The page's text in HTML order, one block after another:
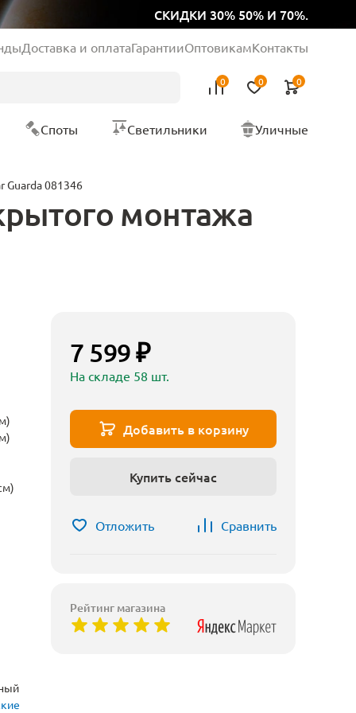
СКИДКИ 30% 50% И 70%.
Доставка и оплатаГарантииОптовикамКонтакты
0 0 0
Споты Светильники Уличные
Guarda 081346
монтажа
7 599 ₽
На складе 58 шт.
Добавить в корзину
Купить сейчас
Отложить Сравнить
Рейтинг магазина